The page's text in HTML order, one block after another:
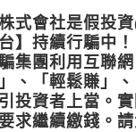
式會社是假投
】持續行騙中
集團利用互聯
、「輕鬆賺」
投資者上當。
求繼續繳錢。請